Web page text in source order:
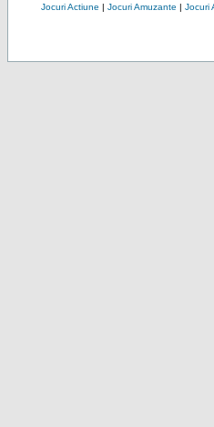
Jocuri Actiune | Jocuri Amuzante | Jocuri